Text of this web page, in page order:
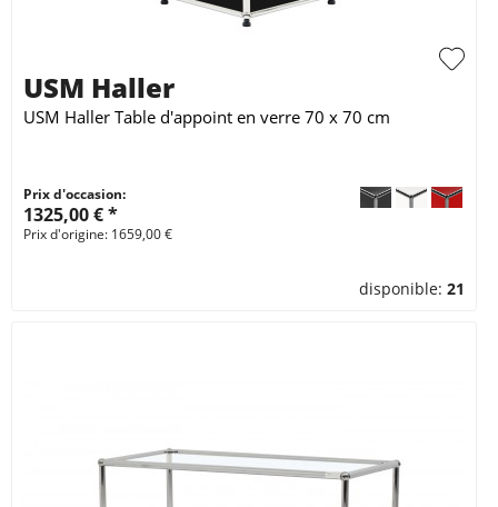
USM Haller
USM Haller Table d'appoint en verre 70 x 70 cm
Prix d'occasion:
1325,00 € *
Prix d'origine: 1659,00 €
disponible:21